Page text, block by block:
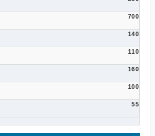
700
140
110
160
100
55